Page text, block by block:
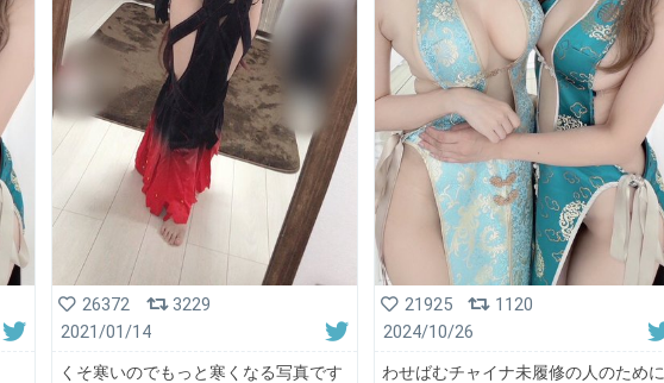
26372
3229
2021/01/14
くそ寒いのでもっと寒くなる写真です
21925
1120
2024/10/26
わせばむチャイナ未履修の人のために